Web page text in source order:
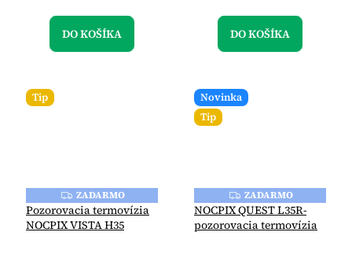
DO KOŠÍKA DO KOŠÍKA
Tip
Z
A
D
A
ZADARMO
Pozorovacia termovízia
NOCPIX VISTA H35
Novinka
Tip
Z
A
D
A
ZADARMO
NOCPIX QUEST L35R-
pozorovacia termovízia